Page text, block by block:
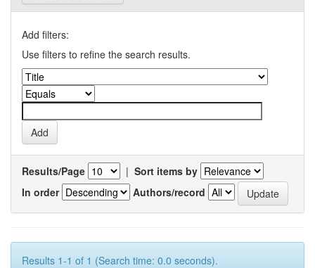
Add filters:
Use filters to refine the search results.
Results/Page | Sort items by
In order
Authors/record
Results 1-1 of 1 (Search time: 0.0 seconds).